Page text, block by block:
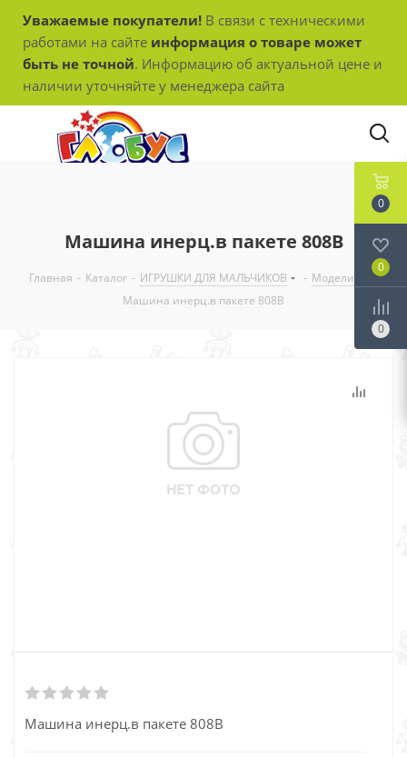
Уважаемые покупатели! В связи с техническими
работами на сайте информация о товаре может
быть не точной. Информацию об актуальной цене и
наличии уточняйте у менеджера сайта
Машина инерц.в пакете 808В
Главная - Каталог - ИГРУШКИ ДЛЯ МАЛЬЧИКОВ - Модели
-
Машина инерц.в пакете 808В
Машина инерц.в пакете 808В
0
0
0